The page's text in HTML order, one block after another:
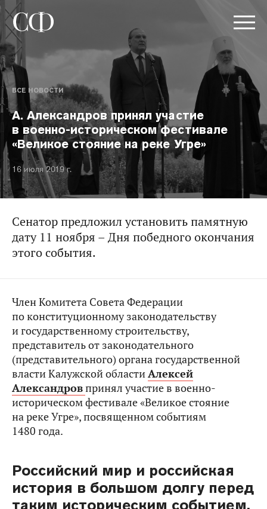
ВСЕ НОВОСТИ
А. Александров принял участие
в военно-историческом фестивале
«Великое стояние на реке Угре»
16 июля 2019 г.
Сенатор предложил установить памятную
дату 11 ноября – Дня победного окончания
этого события.
Член Комитета Совета Федерации
по конституционному законодательству
и государственному строительству,
представитель от законодательного
(представительного) органа государственной
власти Калужской областиАлексей
Александровпринял участие в военно-
историческом фестивале «Великое стояние
на реке Угре», посвященном событиям
1480 года.
Российский мир и российская
история в большом долгу перед
таким историческим событием,